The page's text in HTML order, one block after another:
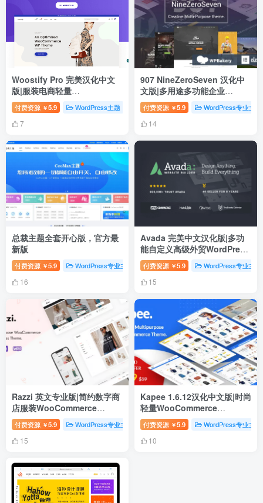
Woostify Pro 完美汉化中文
版|服装电商轻量
WooCommerce WordPress
企业主题模板
付费资源 ￥5.9 WordPress主题
7
907 NineZeroSeven 汉化中
文版|多用途多功能企业
WordPress主题下载
付费资源 ￥5.9 WordPress专业主题
14
总裁主题全套开心版，官方最
新版
付费资源 ￥5.9 WordPress专业主题 WordPress主题 WordPress汉化
16
Avada 完美中文汉化版|多功
能自定义高级外贸WordPress
跨境电商企业主题模板
付费资源 ￥5.9 WordPress专业主题
15
Razzi 英文专业版|简约数字商
店服装WooCommerce
WordPress 主题
付费资源 ￥5.9 WordPress专业主题 WordPress主题
15
Kapee 1.6.12汉化中文版|时尚
轻量WooCommerce
WordPress主题模板
付费资源 ￥5.9 WordPress专业主题
10